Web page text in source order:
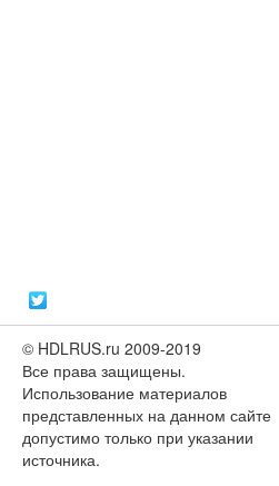
© HDLRUS.ru 2009-2019
Все права защищены.
Использование материалов
представленных на данном сайте
допустимо только при указании
источника.